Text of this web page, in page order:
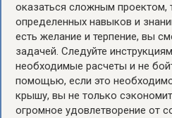
оказаться сложным
определенных навыков и
есть желание и терпение, вы
задачей. Следуйте
необходимые расчеты и не
помощью, если это
крышу, вы не только
огромное удовлетворение от